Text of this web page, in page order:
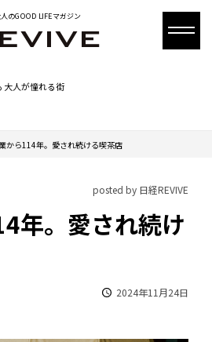
のGOOD LIFEマガジン
大人が憧れる街
から114年。愛され続ける喫茶店
posted by 日経REVIVE
年。愛され続け
2024年11月24日